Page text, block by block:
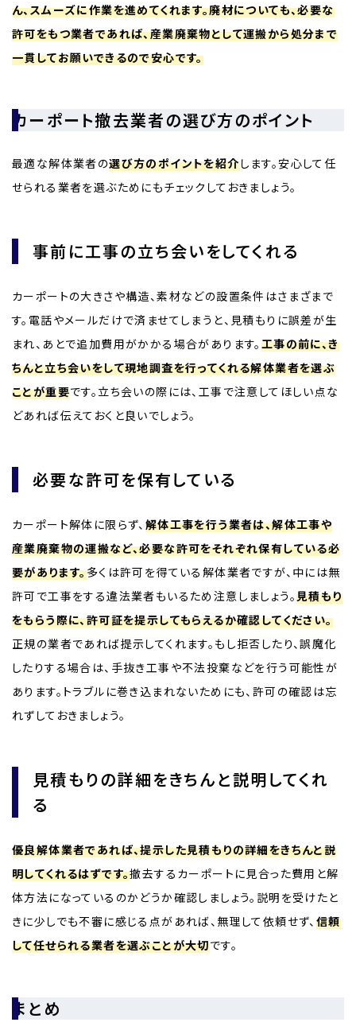
ん、スムーズに作業を進めてくれます。廃材についても、必要な
許可をもつ業者であれば、産業廃棄物として運搬から処分まで
一貫してお願いできるので安心です。
カーポート撤去業者の選び方のポイント
最適な解体業者の選び方のポイントを紹介します。安心して任
せられる業者を選ぶためにもチェックしておきましょう。
事前に工事の立ち会いをしてくれる
カーポートの大きさや構造、素材などの設置条件はさまざまで
す。電話やメールだけで済ませてしまうと、見積もりに誤差が生
まれ、あとで追加費用がかかる場合があります。 工事の前に、き
ちんと立ち会いをして現地調査を行ってくれる解体業者を選ぶ
ことが重要です。立ち会いの際には、工事で注意してほしい点な
どあれば伝えておくと良いでしょう。
必要な許可を保有している
カーポート解体に限らず、 解体工事を行う業者は、解体工事や
産業廃棄物の運搬など、必要な許可をそれぞれ保有している必
要があります。多くは許可を得ている解体業者ですが、中には無
許可で工事をする違法業者もいるため注意しましょう。見積もり
をもらう際に、許可証を提示してもらえるか確認してください。
正規の業者であれば提示してくれます。もし拒否したり、誤魔化
したりする場合は、手抜き工事や不法投棄などを行う可能性が
あります。トラブルに巻き込まれないためにも、許可の確認は忘
れずしておきましょう。
見積もりの詳細をきちんと説明してくれ
る
優良解体業者であれば、提示した見積もりの詳細をきちんと説
明してくれるはずです。撤去するカーポートに見合った費用と解
体方法になっているのかどうか確認しましょう。説明を受けたと
きに少しでも不審に感じる点があれば、無理して依頼せず、 信頼
して任せられる業者を選ぶことが大切です。
まとめ